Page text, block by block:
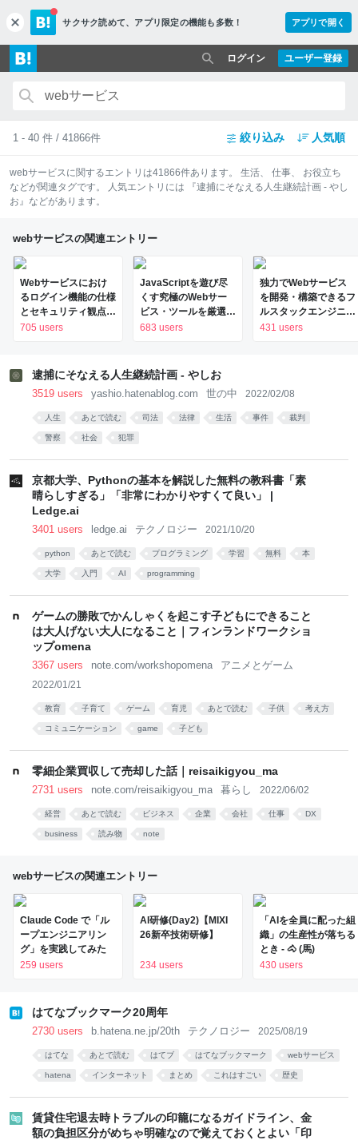
c
l
o
s
e
サクサク読めて、 アプリ限定の機能も多数！ アプリで開く
ユーザー登録
ログイン
1 - 40 件 / 41866件 絞り込み 人気順
webサービスに関するエントリは41866件あります。 生活、 仕事、 お役立ち
などが関連タグです。 人気エントリには
『逮捕にそなえる人生継続計画 - やし
お』 などがあります。
webサービスの関連エントリー
Webサービスにおけ
るログイン機能の仕様
とセキュリティ観点 -
GMO Flatt Security
705 users
JavaScriptを遊び尽
くす究極のWebサー
ビス・ツールを厳選し
て大公開！ -
683 users
独力でWebサービス
を開発・構築できるフ
ルスタックエンジニア
へのロードマップ─幅
431 users
逮捕にそなえる人生継続計画 - やしお
3519 users yashio.hatenablog.com 世の中 2022/02/08
人生 あとで読む 司法 法律 生活 事件 裁判
警察 社会 犯罪
京都大学、Pythonの基本を解説した無料の教科書「素
晴らしすぎる」「非常にわかりやすくて良い」 |
Ledge.ai
3401 users ledge.ai テクノロジー 2021/10/20
python あとで読む プログラミング 学習 無料 本
大学 入門 AI programming
ゲームの勝敗でかんしゃくを起こす子どもにできること
は大人げない大人になること｜フィンランドワークショ
ップomena
3367 users note.com/workshopomena アニメとゲーム
2022/01/21
教育 子育て ゲーム 育児 あとで読む 子供 考え方
コミュニケーション game 子ども
零細企業買収して売却した話｜reisaikigyou_ma
2731 users note.com/reisaikigyou_ma 暮らし 2022/06/02
経営 あとで読む ビジネス 企業 会社 仕事 DX
business 読み物 note
webサービスの関連エントリー
Claude Code で「ル
ープエンジニアリン
グ」を実践してみた
259 users
AI研修(Day2)【MIXI
26新卒技術研修】
234 users
「AIを全員に配った組
織」の生産性が落ちる
とき - 🐴 (馬)
430 users
はてなブックマーク20周年
2730 users b.hatena.ne.jp/20th テクノロジー 2025/08/19
はてな あとで読む はてブ はてなブックマーク webサービス
hatena インターネット まとめ これはすごい 歴史
賃貸住宅退去時トラブルの印籠になるガイドライン、金
額の負担区分がめちゃ明確なので覚えておくとよい「印